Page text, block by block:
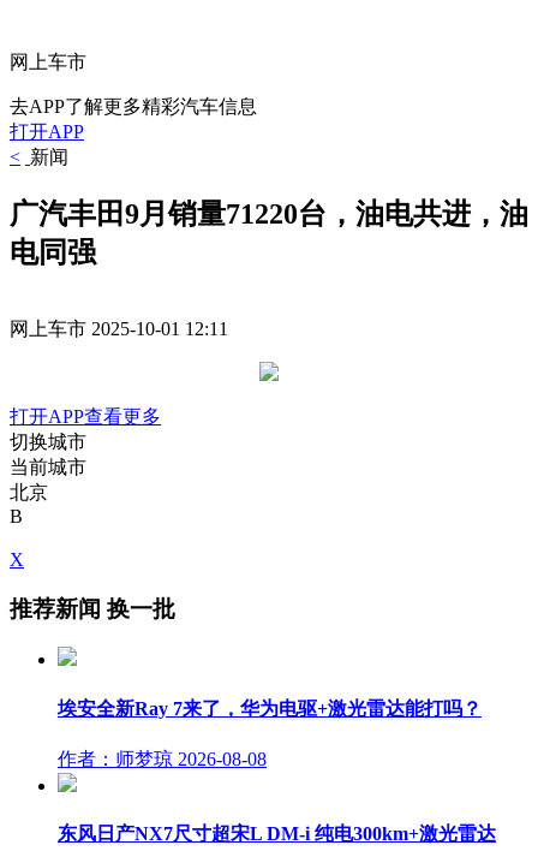
网上车市
去APP了解更多精彩汽车信息
打开APP
< 新闻
广汽丰田9月销量71220台，油电共进，油
电同强
网上车市 2025-10-01 12:11
打开APP查看更多
切换城市
当前城市
北京
B
X
推荐新闻 换一批
埃安全新Ray 7来了，华为电驱+激光雷达能打吗？
作者：师梦琼 2026-08-08
东风日产NX7尺寸超宋L DM-i 纯电300km+激光雷达